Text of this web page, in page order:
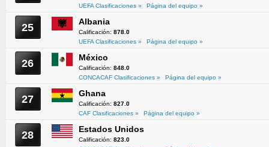
UEFA Clasificaciones »
Página del equipo »
25 Albania
Calificación: 878.0
UEFA Clasificaciones »
Página del equipo »
26 México
Calificación: 848.0
CONCACAF Clasificaciones »
Página del equipo »
27 Ghana
Calificación: 827.0
CAF Clasificaciones »
Página del equipo »
28 Estados Unidos
Calificación: 823.0